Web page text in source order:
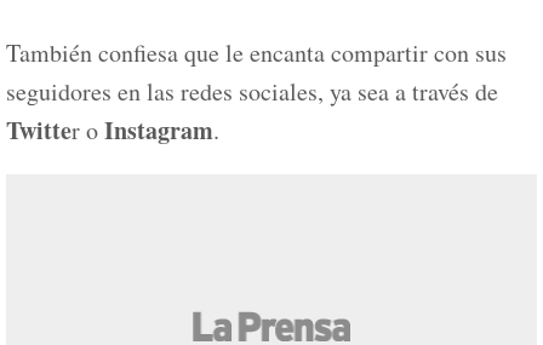
También confiesa que le encanta compartir con sus
seguidores en las redes sociales, ya sea a través de
Twitter oInstagram.